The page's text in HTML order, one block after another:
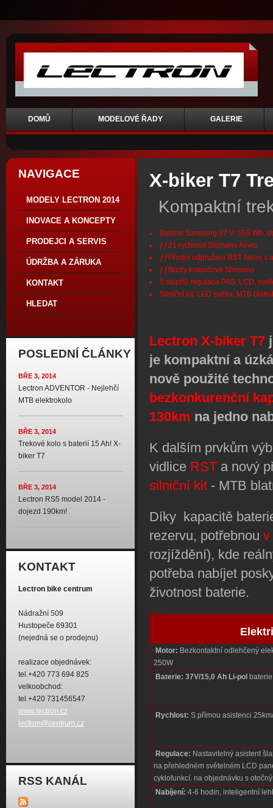
DOMŮ MODELOVÉ ŘADY GALERIE
NAVIGACE
MODELY LECTRON 2014
INOVACE A KONCEPTY
PRODEJCI A SERVIS
ÚDRŽBA A ZÁRUKA
KONTAKT
HLEDAT
POSLEDNÍ ČLÁNKY
BŘE 3, 2014
Lectron ADVENTOR - Nejlehčí
MTB elektrokolo
BŘE 3, 2014
Trekové kolo s baterií 15 Ah! X-
biker T7
BŘE 3, 2014
Lectron RS5 model 2014 -
dojezd 190km!
KONTAKT
Lectron bike centrum
Nádražní 509
Hustopeče 69301
(nejedná se o prodejnu)
realizace objednávek:
tel.+420 773 694 825
velkoobchod:
tel.+420 731456547
www.lectron.cz
lectron@centrum.cz
RSS KANÁL
X-biker T7
Kompaktní
Baterie Samsung 37 V/ 555 Wh,
ƒƒ21 rychlostí Shimano Alivio
ƒƒPřední odpružení RST Neon s
ƒƒBrzdy kotoučové Shimano
5 stupňů regulace PAS, LCD,
Silniční kit: LED světla, MTB
Lectron X-biker T7
je kompaktní a
nově použité
bezkonkurenční
130km na jedno
K dalším prvkům
vidlice RST a nový
silniční kit - MTB
Díky kapacitě
rezervu, potřebnou v
rozjíždění), kde
potřeba nabíjet
životnost baterie.
Motor: Bezkontaktní odlehčený
250W
Baterie: 37V/15,0 Ah Li-pol
Rychlost: S přímou asistenci
Regulace: Nastavitelný asistent
na přehledném světelném LCD
cyklofunkcí. na objednávku s
Nabíjení: 4-6 hodin, inteligentní